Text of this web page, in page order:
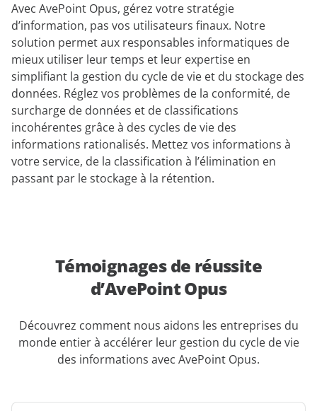
Avec AvePoint Opus, gérez votre stratégie
d’information, pas vos utilisateurs finaux. Notre
solution permet aux responsables informatiques de
mieux utiliser leur temps et leur expertise en
simplifiant la gestion du cycle de vie et du stockage des
données. Réglez vos problèmes de la conformité, de
surcharge de données et de classifications
incohérentes grâce à des cycles de vie des
informations rationalisés. Mettez vos informations à
votre service, de la classification à l’élimination en
passant par le stockage à la rétention.
Témoignages de réussite
d’AvePoint Opus
Découvrez comment nous aidons les entreprises du
monde entier à accélérer leur gestion du cycle de vie
des informations avec AvePoint Opus.